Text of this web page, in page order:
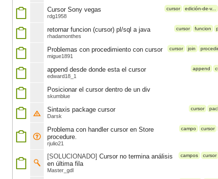
cursor edición-de-v...
Cursor Sony vegas
rdg1958
cursor funcion
retornar funcion (cursor) pl/sql a java
rhadamonthes
cursor join
Problemas con procedimiento con cursor
migue1891
append
append desde donde esta el cursor
edward18_1
Posicionar el cursor dentro de un div
skumblue
cursor
Sintaxis package cursor
Darsk
campo cursor
Problema con handler cursor en Store
procedure.
rjulio21
campos cursor
[SOLUCIONADO] Cursor no termina análisis
en última fila
Master_gdl